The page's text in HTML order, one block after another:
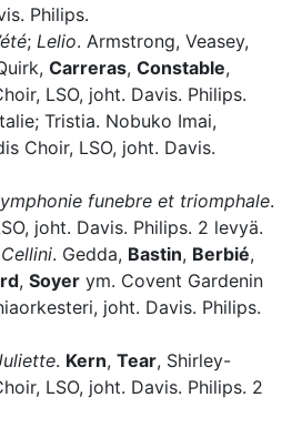
Philips.
; Lelio. Armstrong, Veasey,
Carreras, Constable,
LSO, joht. Davis. Philips.
Tristia. Nobuko Imai,
Choir, LSO, joht. Davis.
funebre et triomphale.
joht. Davis. Philips. 2 levyä.
. Gedda, Bastin, Berbié,
, Soyer ym. Covent Gardenin
joht. Davis. Philips.
. Kern, Tear, Shirley-
LSO, joht. Davis. Philips. 2